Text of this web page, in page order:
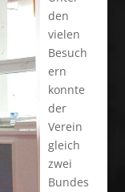
den
vielen
Besuch
ern
konnte
der
Verein
gleich
zwei
Bundes